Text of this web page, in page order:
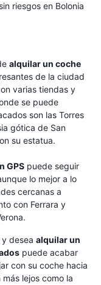
riesgos en Bolonia
alquilar un coche
de la ciudad
varias tiendas y
se puede
son las Torres
gótica de San
su estatua.
GPS puede seguir
lo mejor a lo
cercanas a
con Ferrara y
desea alquilar un
puede acabar
con su coche hacia
lejos como la